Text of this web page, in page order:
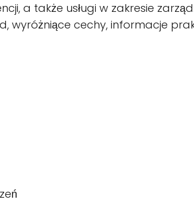
a także usługi w zakresie
wyróżniące cechy, informacje